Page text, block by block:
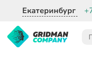
Екатеринбург